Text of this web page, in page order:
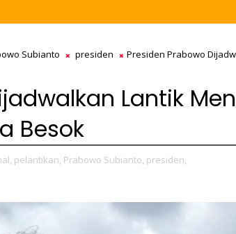
Subianto presiden
Presiden Prabowo
Lantik
Besok
pelantikan, Prabowo Subianto, presiden,